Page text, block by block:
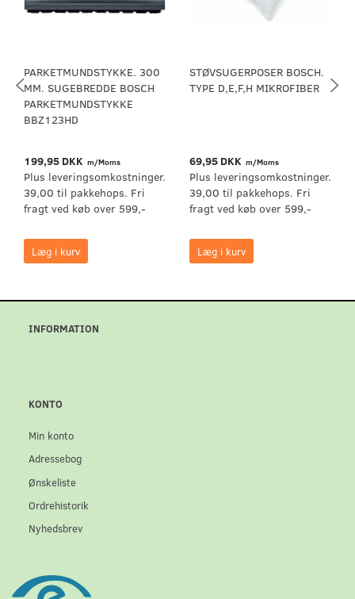
PARKETMUNDSTYKKE. 300
MM. SUGEBREDDE BOSCH
PARKETMUNDSTYKKE
BBZ123HD
199,95 DKK m/Moms
Plus leveringsomkostninger.
39,00 til pakkehops. Fri
fragt ved køb over 599,-
Læg i kurv
STØVSUGERPOSER BOSCH.
TYPE D,E,F,H MIKROFIBER
69,95 DKK m/Moms
Plus leveringsomkostninger.
39,00 til pakkehops. Fri
fragt ved køb over 599,-
Læg i kurv
INFORMATION
KONTO
Min konto
Adressebog
Ønskeliste
Ordrehistorik
Nyhedsbrev